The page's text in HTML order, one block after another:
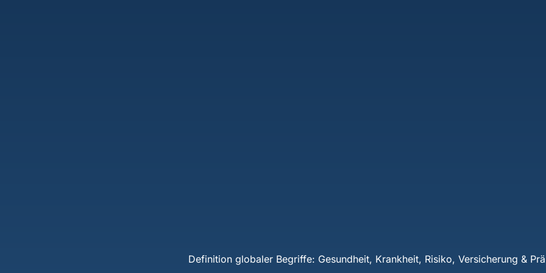
Definition globaler Begriffe: Gesundheit, Krankheit, Risiko, Versicherung &